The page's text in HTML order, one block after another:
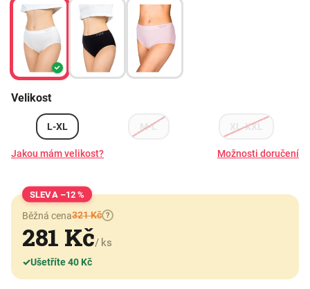
Velikost
L-XL M-L XL-XXL
Jakou mám velikost? Možnosti doručení
–12 %
Běžná cena321 Kč ?
281 Kč/ ks
✓Ušetříte 40 Kč